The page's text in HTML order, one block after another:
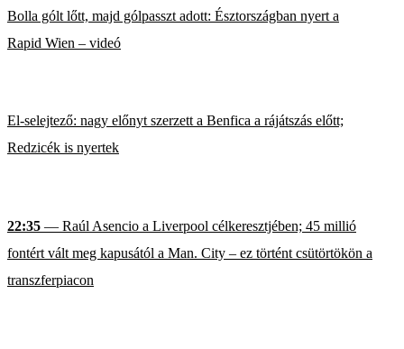
Bolla gólt lőtt, majd gólpasszt adott: Észtországban nyert a
Rapid Wien – videó
El-selejtező: nagy előnyt szerzett a Benfica a rájátszás előtt;
Redzicék is nyertek
22:35 — Raúl Asencio a Liverpool célkeresztjében; 45 millió
fontért vált meg kapusától a Man. City – ez történt csütörtökön a
transzferpiacon